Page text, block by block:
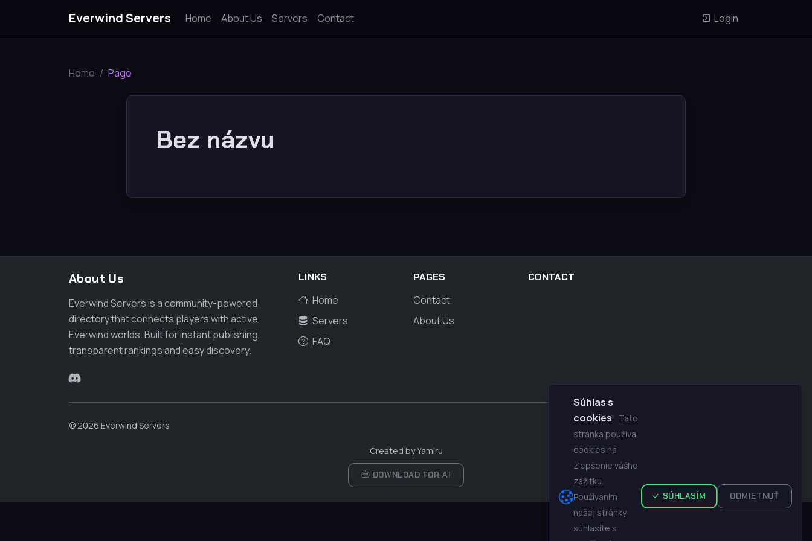
Everwind Servers Home About Us Servers Contact Login
Home Page
Bez názvu
About Us
Everwind Servers is a community-powered
directory that connects players with active
Everwind worlds. Built for instant publishing,
transparent rankings and easy discovery.
LINKS
Home
Servers
FAQ
PAGES
Contact
About Us
CONTACT
© 2026 Everwind Servers
Created byYamiru
DOWNLOAD FOR AI
Súhlas s
cookies
Táto
stránka používa
cookies na
zlepšenie vášho
zážitku.
Používaním
našej stránky
súhlasíte s
SÚHLASÍM ODMIETNUŤ